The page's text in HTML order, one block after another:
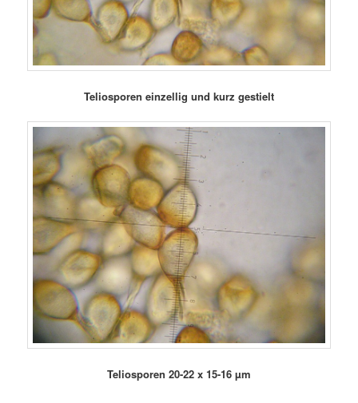
Teliosporen einzellig und kurz gestielt
Teliosporen 20-22 x 15-16 µm